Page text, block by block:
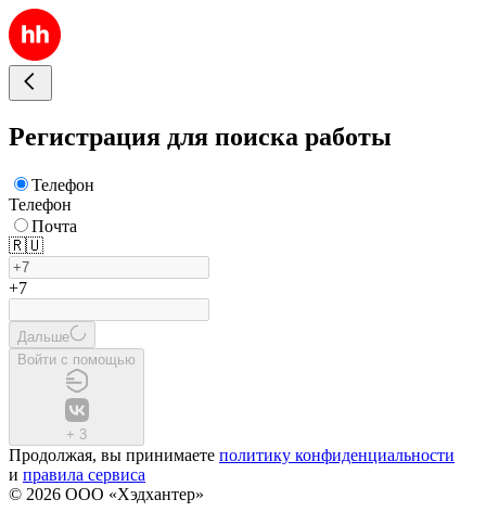
Регистрация для поиска работы
Телефон
Телефон
Почта
🇷🇺
+7
Дальше
Войти с помощью
+ 3
Продолжая, вы принимаете политику конфиденциальности
и правила сервиса
© 2026 ООО «Хэдхантер»